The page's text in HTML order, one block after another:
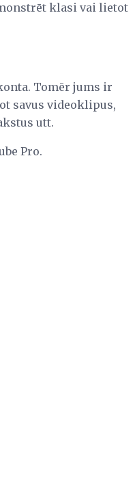
klasi vai lietot
Tomēr jums ir
savus videoklipus,
utt.
Pro.